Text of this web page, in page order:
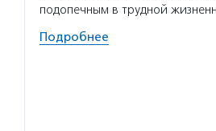
подопечным в трудной
Подробнее